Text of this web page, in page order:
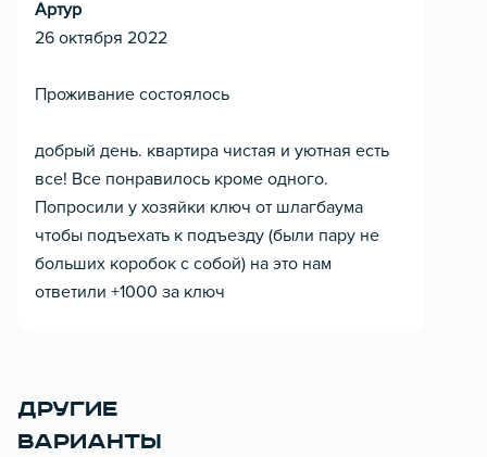
Артур
26 октября 2022
Проживание состоялось
добрый день. квартира чистая и уютная есть
все! Все понравилось кроме одного.
Попросили у хозяйки ключ от шлагбаума
чтобы подъехать к подъезду (были пару не
больших коробок с собой) на это нам
ответили +1000 за ключ
ДРУГИЕ
ВАРИАНТЫ